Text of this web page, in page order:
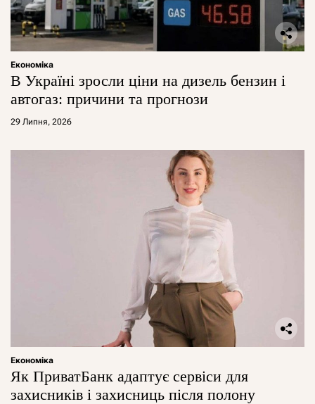
Економіка
В Україні зросли ціни на дизель бензин і
автогаз: причини та прогнози
29 Липня, 2026
Економіка
Як ПриватБанк адаптує сервіси для
захисників і захисниць після полону